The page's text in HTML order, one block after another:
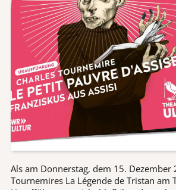
Als am Donnerstag, dem 15. Dezember
Tournemires La Légende de Tristan am